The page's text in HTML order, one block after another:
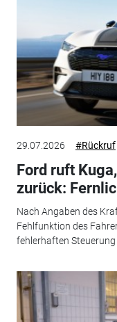
29.07.2026 #Rückruf
Ford ruft
zurück:
Nach Angaben des
Fehlfunktion des
fehlerhaften Steuerung